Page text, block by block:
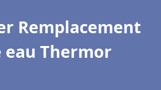
Remplacement
eau Thermor